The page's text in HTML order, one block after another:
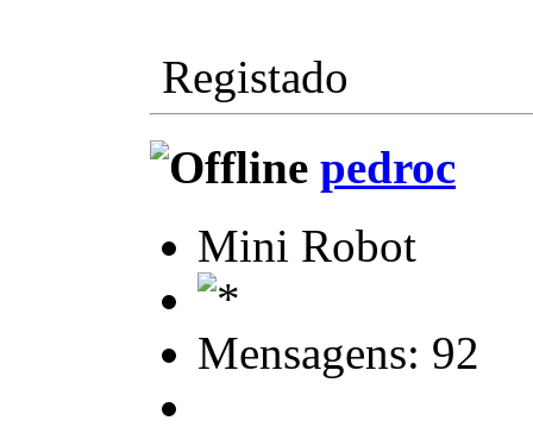
Registado
pedroc
Mini Robot
Mensagens: 92